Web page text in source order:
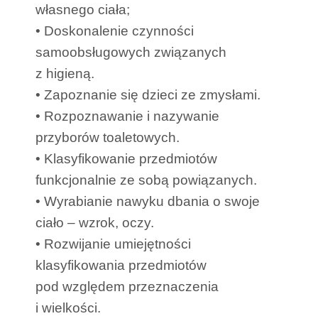
własnego ciała;
• Doskonalenie czynności
samoobsługowych związanych
z higieną.
• Zapoznanie się dzieci ze zmysłami.
• Rozpoznawanie i nazywanie
przyborów toaletowych.
• Klasyfikowanie przedmiotów
funkcjonalnie ze sobą powiązanych.
• Wyrabianie nawyku dbania o swoje
ciało – wzrok, oczy.
• Rozwijanie umiejętności
klasyfikowania przedmiotów
pod względem przeznaczenia
i wielkości.